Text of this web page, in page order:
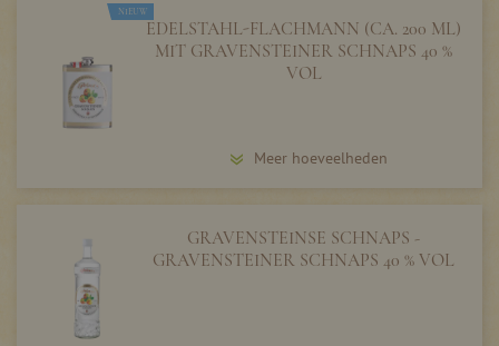
NIEUW
EDELSTAHL-FLACHMANN (CA. 200 ML)
MIT GRAVENSTEINER SCHNAPS 40 %
VOL
Meer hoeveelheden
GRAVENSTEINSE SCHNAPS -
GRAVENSTEINER SCHNAPS 40 % VOL